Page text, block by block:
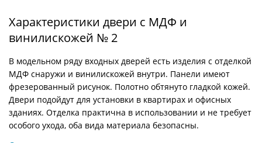
Характеристики двери с МДФ и
винилискожей № 2
В модельном ряду входных дверей есть изделия с отделкой
МДФ снаружи и винилискожей внутри. Панели имеют
фрезерованный рисунок. Полотно обтянуто гладкой кожей.
Двери подойдут для установки в квартирах и офисных
зданиях. Отделка практична в использовании и не требует
особого ухода, оба вида материала безопасны.